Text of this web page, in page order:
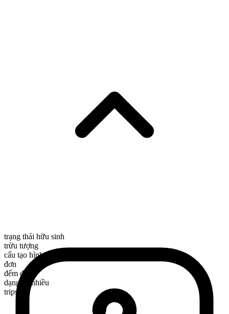
trạng thái hữu sinh
trừu tượng
cấu tạo hình thái
đơn
đếm được
dạng số nhiều
trips